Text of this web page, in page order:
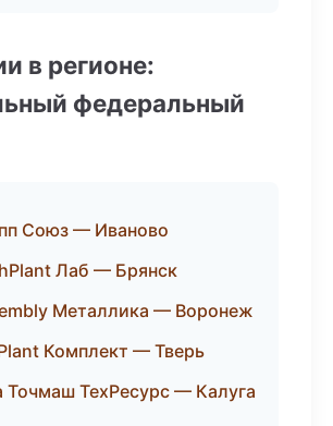
в регионе:
федеральный
Союз — Иваново
Лаб — Брянск
Металлика — Воронеж
Комплект — Тверь
Точмаш ТехРесурс — Калуга